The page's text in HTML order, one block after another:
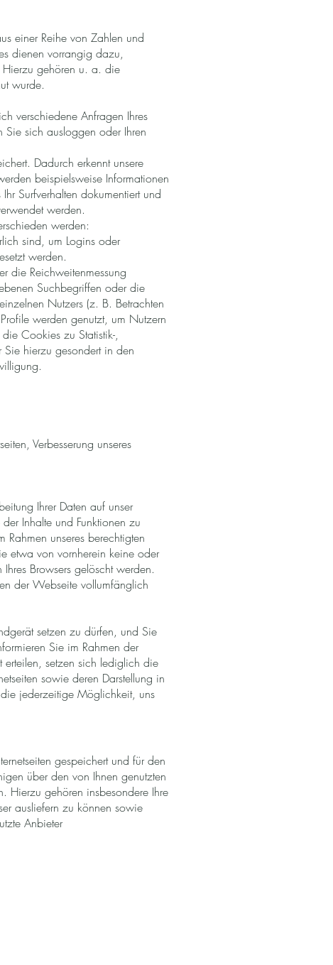
einer Reihe von Zahlen und
dienen vorrangig dazu,
Hierzu gehören u. a. die
wurde.
verschiedene Anfragen Ihres
Sie sich ausloggen oder Ihren
Dadurch erkennt unsere
beispielsweise Informationen
Surfverhalten dokumentiert und
werden.
werden:
sind, um Logins oder
werden.
die Reichweitenmessung
Suchbegriffen oder die
Nutzers (z. B. Betrachten
werden genutzt, um Nutzern
Cookies zu Statistik-,
Sie hierzu gesondert in den
Verbesserung unseres
Ihrer Daten auf unser
Inhalte und Funktionen zu
Rahmen unseres berechtigten
etwa von vornherein keine oder
Browsers gelöscht werden.
der Webseite vollumfänglich
setzen zu dürfen, und Sie
Sie im Rahmen der
setzen sich lediglich die
sowie deren Darstellung in
jederzeitige Möglichkeit, uns
gespeichert und für den
über den von Ihnen genutzten
Hierzu gehören insbesondere Ihre
ausliefern zu können sowie
Anbieter